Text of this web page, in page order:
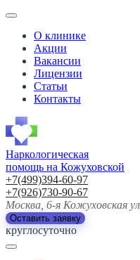
О клинике
Акции
Вакансии
Лицензии
Статьи
Контакты
Наркологическая
помощь на Кожуховской
+7(499)394-60-97
+7(926)730-90-67
Москва, 6-я Кожуховская
Оставить заявку
круглосуточно